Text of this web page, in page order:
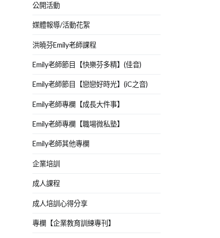
公開活動
媒體報導/活動花絮
洪曉芬Emily老師課程
Emily老師節目【快樂芬多精】(佳音)
Emily老師節目【戀戀好時光】(iC之音)
Emily老師專欄【成長大件事】
Emily老師專欄【職場微私塾】
Emily老師其他專欄
企業培訓
成人課程
成人培訓心得分享
專欄【企業教育訓練專刊】